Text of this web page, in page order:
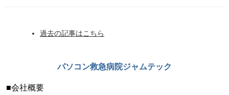
過去の記事はこちら
パソコン救急病院ジャムテック
会社概要